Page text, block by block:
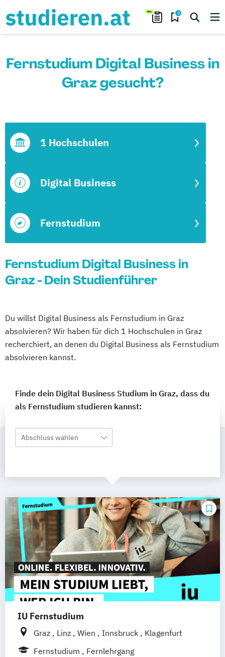
0
Fernstudium Digital Business in
Graz gesucht?
Fernstudium
Digital Business
1 Hochschulen
Fernstudium Digital Business in
Graz - Dein Studienführer
Du willst Digital Business als Fernstudium in Graz
absolvieren? Wir haben für dich 1 Hochschulen in Graz
recherchiert, an denen du Digital Business als Fernstudium
absolvieren kannst.
Finde dein Digital Business Studium in Graz, dass du
als Fernstudium studieren kannst:
Abschluss wählen
IU Fernstudium
Graz Linz Wien Innsbruck
Klagenfurt
Fernstudium
Fernlehrgang